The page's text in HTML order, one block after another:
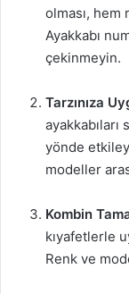
olması, hem
Ayakkabı
çekinmeyin.
Tarzınıza
yönde
modeller
Kombin
kıyafetlerle
Renk ve